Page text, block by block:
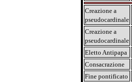
Creazione a
pseudocardinale
Creazione a
pseudocardinale
Eletto Antipapa
Consacrazione
Fine pontificato